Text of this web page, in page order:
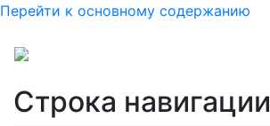
Перейти к основному содержанию
Строка навигации